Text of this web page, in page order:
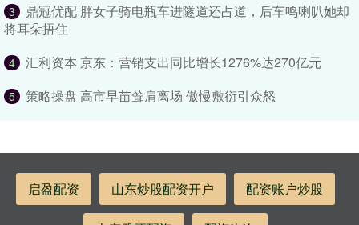
3
鼎冠优配 胖女子骑电瓶车进隧道还占道，后车鸣喇叭她却
将耳朵捂住
4 汇利资本 京东：营销支出同比增长1276%达270亿元
5 策略操盘 高市早苗耸肩离场 傲慢敷衍引众怒
启盈配资 山东炒股配资开户 配资账户炒股